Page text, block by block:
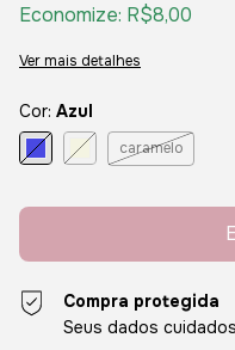
Economize: R$8,00
Ver mais detalhes
Cor: Azul
caramelo
Compra protegida
Seus dados